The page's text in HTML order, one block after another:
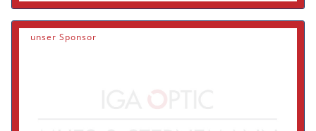
unser Sponsor